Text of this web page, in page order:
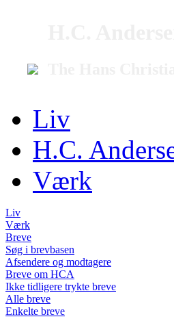
Liv
H.C.
Værk
Liv
Værk
Breve
Søg i brevbasen
Afsendere og modtagere
Breve om HCA
Ikke tidligere trykte breve
Alle breve
Enkelte breve